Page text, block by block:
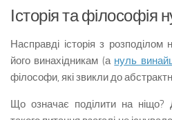
Історія та філософія
Насправді історія з
його винахідникам (а нуль
філософи, які звикли до
Що означає поділити на ніщо?